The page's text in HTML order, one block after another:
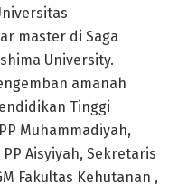
master di Saga
University.
amanah
Tinggi
Muhammadiyah,
Aisyiyah, Sekretaris
Fakultas Kehutanan ,